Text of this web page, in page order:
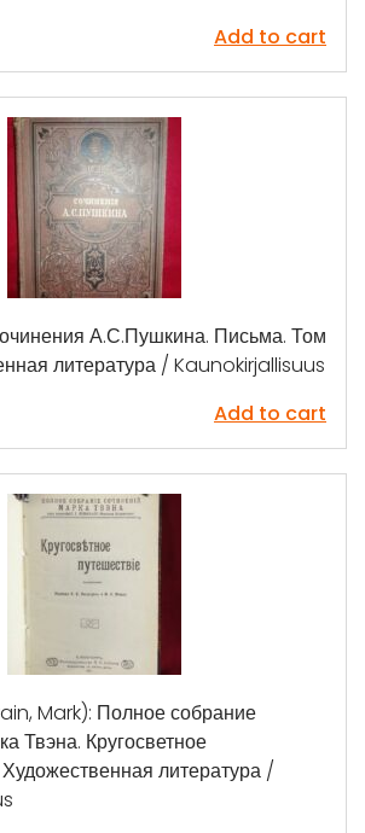
Add to cart
А.С.Пушкина. Письма. Том
литература / Kaunokirjallisuus
Add to cart
Mark): Полное собрание
Твэна. Кругосветное
литература /